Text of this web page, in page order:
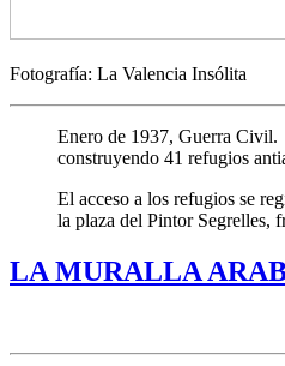
Fotografía: La Valencia Insólita
Enero de 1937, Guerra Civil.
construyendo 41 refugios
El acceso a los refugios se
la plaza del Pintor Segrelles,
LA MURALLA